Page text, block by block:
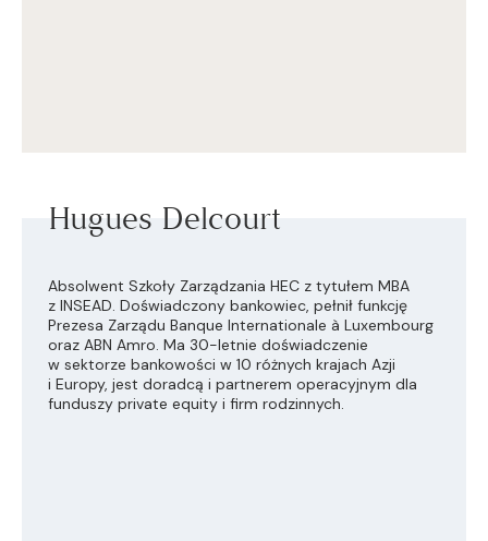
Hugues Delcourt
Absolwent Szkoły Zarządzania HEC z tytułem MBA
z INSEAD. Doświadczony bankowiec, pełnił funkcję
Prezesa Zarządu Banque Internationale à Luxembourg
oraz ABN Amro. Ma 30-letnie doświadczenie
w sektorze bankowości w 10 różnych krajach Azji
i Europy, jest doradcą i partnerem operacyjnym dla
funduszy private equity i firm rodzinnych.